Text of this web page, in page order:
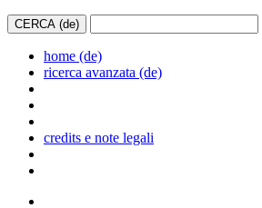
home (de)
ricerca avanzata (de)
credits e note legali